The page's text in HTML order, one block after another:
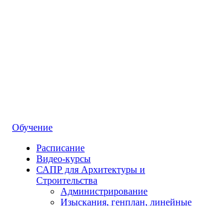
Обучение
Расписание
Видео-курсы
САПР для Архитектуры и
Строительства
Администрирование
Изыскания, генплан, линейные